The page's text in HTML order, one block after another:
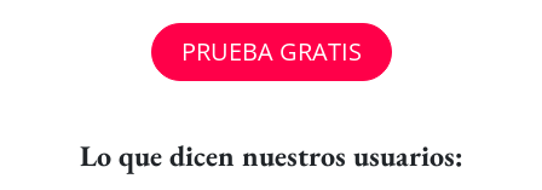
PRUEBA GRATIS
Lo que dicen nuestros usuarios: